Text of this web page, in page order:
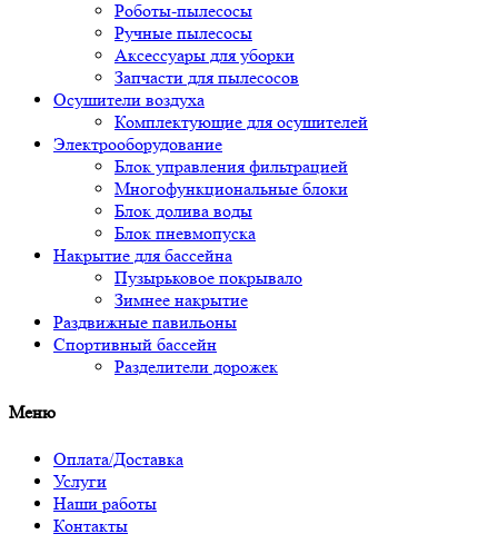
Роботы-пылесосы
Ручные пылесосы
Аксессуары для уборки
Запчасти для пылесосов
Осушители воздуха
Комплектующие для осушителей
Электрооборудование
Блок управления фильтрацией
Многофункциональные блоки
Блок долива воды
Блок пневмопуска
Накрытие для бассейна
Пузырьковое покрывало
Зимнее накрытие
Раздвижные павильоны
Спортивный бассейн
Разделители дорожек
Меню
Оплата/Доставка
Услуги
Наши работы
Контакты